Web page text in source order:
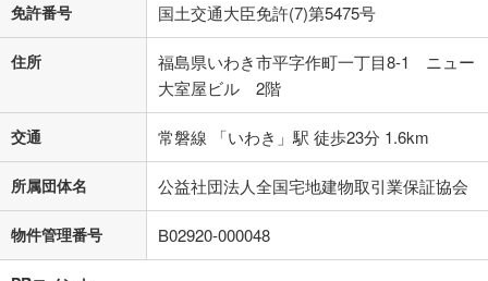
免許番号 国土交通大臣免許(7)第5475号
住所
福島県いわき市平字作町一丁目8-1 ニュー
大室屋ビル 2階
交通 常磐線 「いわき」駅 徒歩23分 1.6km
所属団体名 公益社団法人全国宅地建物取引業保証協会
物件管理番号 B02920-000048